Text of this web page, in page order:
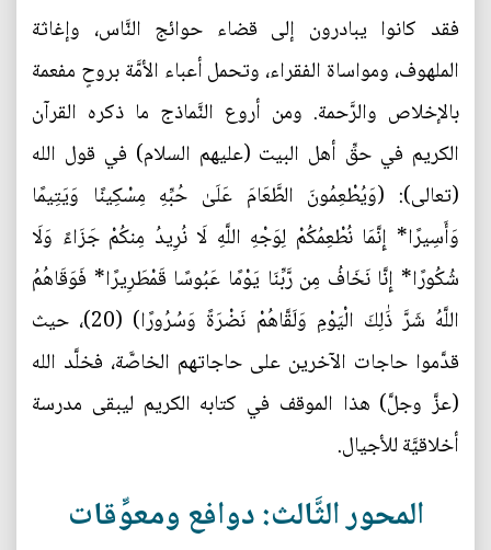
فقد كانوا يبادرون إلى قضاء حوائج النَّاس، وإغاثة
الملهوف، ومواساة الفقراء، وتحمل أعباء الأمَّة بروحٍ مفعمة
بالإخلاص والرَّحمة. ومن أروع النَّماذج ما ذكره القرآن
الكريم في حقِّ أهل البيت (عليهم السلام) في قول الله
(تعالى): (وَيُطْعِمُونَ الطَّعَامَ عَلَىٰ حُبِّهِ مِسْكِينًا وَيَتِيمًا
وَأَسِيرًا* إِنَّمَا نُطْعِمُكُمْ لِوَجْهِ اللَّهِ لَا نُرِيدُ مِنكُمْ جَزَاءً وَلَا
شُكُورًا* إِنَّا نَخَافُ مِن رَّبِّنَا يَوْمًا عَبُوسًا قَمْطَرِيرًا* فَوَقَاهُمُ
اللَّهُ شَرَّ ذَٰلِكَ الْيَوْمِ وَلَقَّاهُمْ نَضْرَةً وَسُرُورًا) (20)، حيث
قدَّموا حاجات الآخرين على حاجاتهم الخاصَّة، فخلَّد الله
(عزَّ وجلَّ) هذا الموقف في كتابه الكريم ليبقى مدرسة
أخلاقيَّة للأجيال.
المحور الثَّالث: دوافع ومعوِّقات